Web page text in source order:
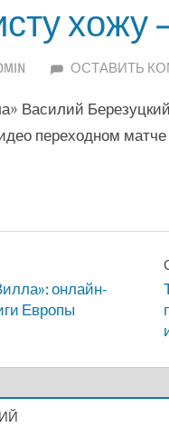
ОСТАВИТЬ
Василий
переходном
онлайн-
Европы